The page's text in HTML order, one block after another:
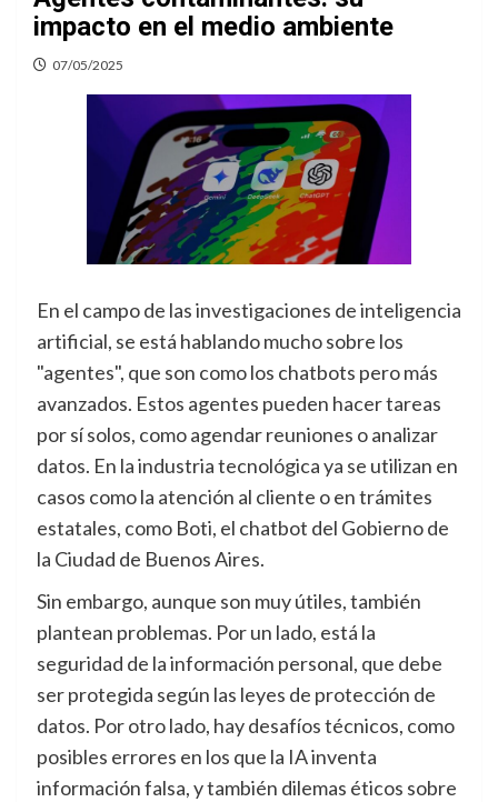
impacto en el medio ambiente
07/05/2025
En el campo de las investigaciones de inteligencia
artificial, se está hablando mucho sobre los
"agentes", que son como los chatbots pero más
avanzados. Estos agentes pueden hacer tareas
por sí solos, como agendar reuniones o analizar
datos. En la industria tecnológica ya se utilizan en
casos como la atención al cliente o en trámites
estatales, como Boti, el chatbot del Gobierno de
la Ciudad de Buenos Aires.
Sin embargo, aunque son muy útiles, también
plantean problemas. Por un lado, está la
seguridad de la información personal, que debe
ser protegida según las leyes de protección de
datos. Por otro lado, hay desafíos técnicos, como
posibles errores en los que la IA inventa
información falsa, y también dilemas éticos sobre